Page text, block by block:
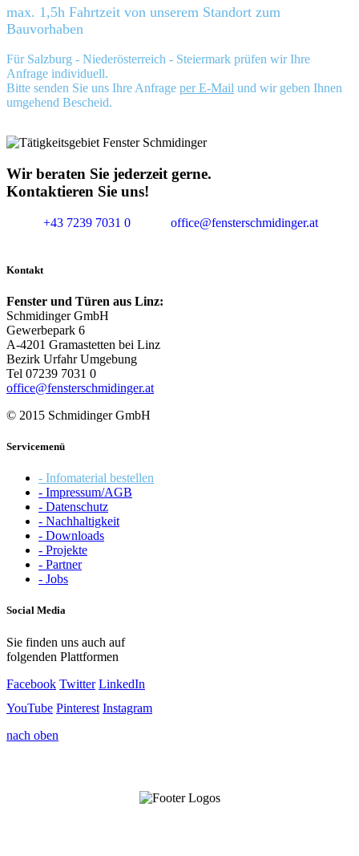
max. 1,5h Fahrtzeit von unserem Standort zum
Bauvorhaben
Für Salzburg - Niederösterreich - Steiermark prüfen wir Ihre
Anfrage individuell.
Bitte senden Sie uns Ihre Anfrage per E-Mail und wir geben Ihnen
umgehend Bescheid.
Wir beraten Sie jederzeit gerne.
Kontaktieren Sie uns!
+43 7239 7031 0 office@fensterschmidinger.at
Kontakt
Fenster und Türen aus Linz:
Schmidinger GmbH
Gewerbepark 6
A-4201 Gramastetten bei Linz
Bezirk Urfahr Umgebung
Tel 07239 7031 0
office@fensterschmidinger.at
© 2015 Schmidinger GmbH
Servicemenü
- Infomaterial bestellen
- Impressum/AGB
- Datenschutz
- Nachhaltigkeit
- Downloads
- Projekte
- Partner
- Jobs
Social Media
Sie finden uns auch auf
folgenden Plattformen
Facebook Twitter LinkedIn
YouTube Pinterest Instagram
nach oben